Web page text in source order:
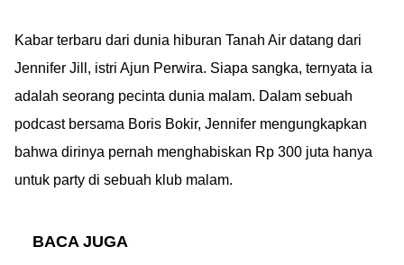
Kabar terbaru dari dunia hiburan Tanah Air datang dari
Jennifer Jill, istri Ajun Perwira. Siapa sangka, ternyata ia
adalah seorang pecinta dunia malam. Dalam sebuah
podcast bersama Boris Bokir, Jennifer mengungkapkan
bahwa dirinya pernah menghabiskan Rp 300 juta hanya
untuk party di sebuah klub malam.
BACA JUGA